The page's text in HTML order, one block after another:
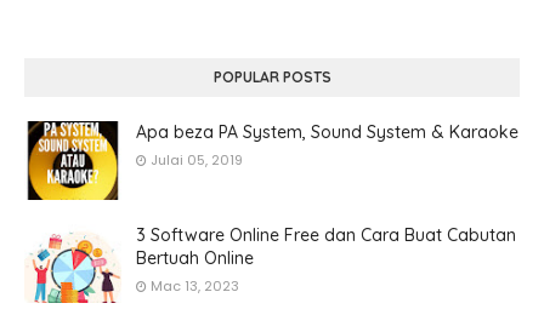
POPULAR POSTS
Apa beza PA System, Sound System & Karaoke
Julai 05, 2019
3 Software Online Free dan Cara Buat Cabutan
Bertuah Online
Mac 13, 2023